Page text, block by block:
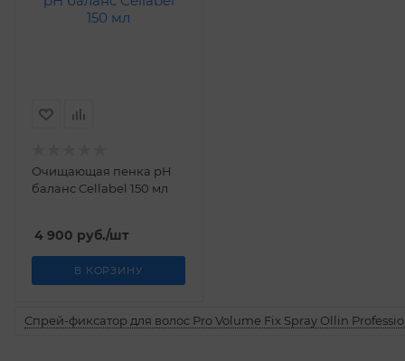
Очищающая пенка pH
баланс Cellabel 150 мл
4 900 руб./шт
В КОРЗИНУ
Спрей-фиксатор для волос Pro Volume Fix Spray Ollin